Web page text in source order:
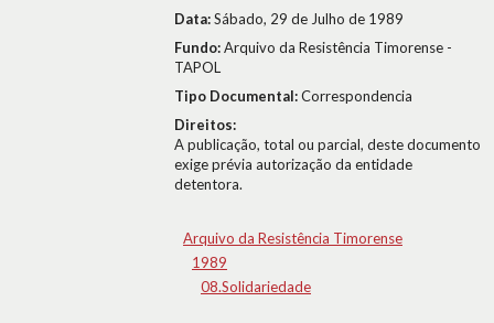
Data:Sábado, 29 de Julho de 1989
Fundo:Arquivo da Resistência Timorense -
TAPOL
Tipo Documental:Correspondencia
Direitos:
A publicação, total ou parcial, deste documento
exige prévia autorização da entidade
detentora.
Arquivo da Resistência Timorense
1989
08.Solidariedade